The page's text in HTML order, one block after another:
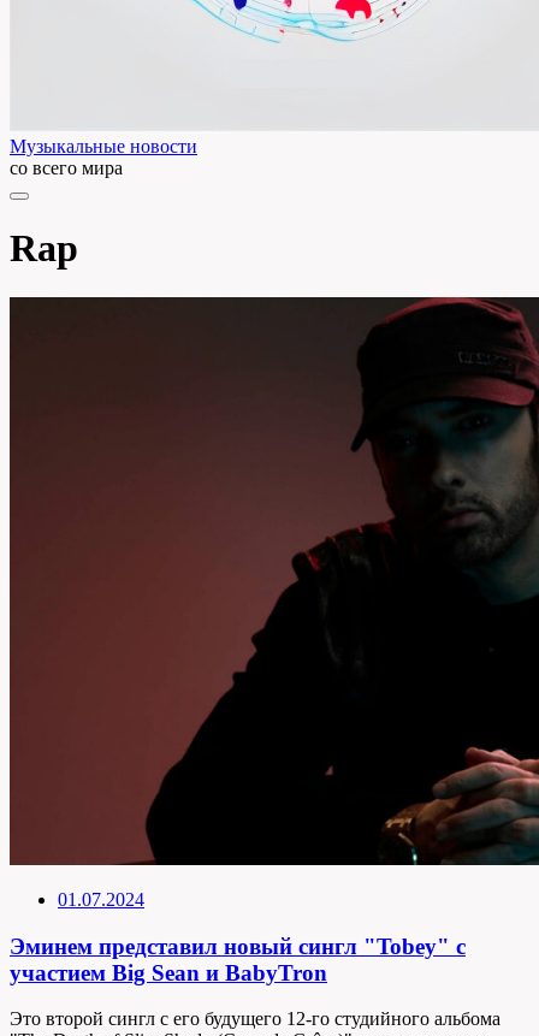
Музыкальные новости
со всего мира
Rap
01.07.2024
Эминем представил новый сингл "Tobey" с
участием Big Sean и BabyTron
Это второй сингл с его будущего 12-го студийного альбома